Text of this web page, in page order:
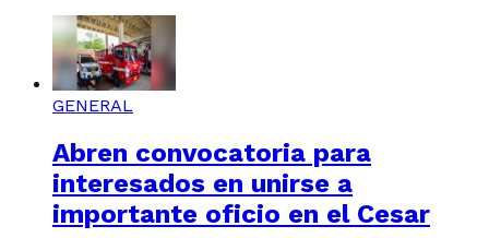
GENERAL
Abren convocatoria para
interesados en unirse a
importante oficio en el Cesar